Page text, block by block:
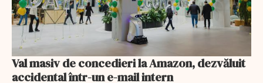
Val masiv de concedieri la Amazon, dezvăluit
accidental într-un e-mail intern